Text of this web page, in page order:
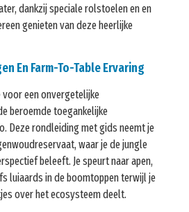
dankzij speciale rolstoelen en en
genieten van deze heerlijke
En Farm-To-Table Ervaring
een onvergetelijke
beroemde toegankelijke
Deze rondleiding met gids neemt je
waar je de jungle
beleeft. Je speurt naar apen,
luiaards in de boomtoppen terwijl je
over het ecosysteem deelt.